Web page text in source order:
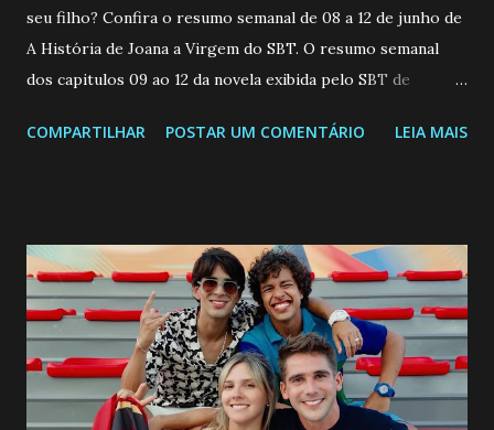
seu filho? Confira o resumo semanal de 08 a 12 de junho de
A História de Joana a Virgem do SBT. O resumo semanal
dos capitulos 09 ao 12 da novela exibida pelo SBT de
a Programação Semanal do SBT de 08/06/26 a 14/06/26
confessa a Gabriel que ele demonstrou ser o tipo de
pessoa que ela tanto desejou durante toda a vida. Camila
entra no quarto de Gabriel e imagina como seria o
encontro deles, quando conseguir seduzi-lo. Manuel avisa a
Paula sobre a suposta infidelidade de Gabriel com Joana.
Rogerio consegue se livrar de todas as suspeitas pelo
COMPARTILHAR POSTAR UM COMENTÁRIO LEIA MAIS